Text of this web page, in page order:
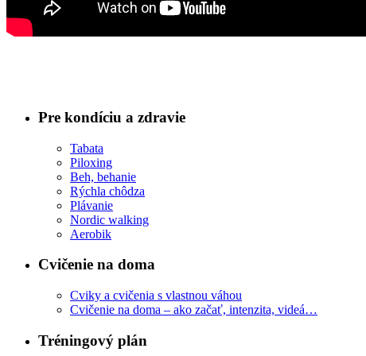
Pre kondíciu a zdravie
Tabata
Piloxing
Beh, behanie
Rýchla chôdza
Plávanie
Nordic walking
Aerobik
Cvičenie na doma
Cviky a cvičenia s vlastnou váhou
Cvičenie na doma – ako začať, intenzita, videá…
Tréningový plán